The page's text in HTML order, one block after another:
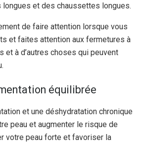
longues et des chaussettes longues.
de faire attention lorsque vous
et faites attention aux fermetures à
et à d’autres choses qui peuvent
équilibrée
et une déshydratation chronique
peau et augmenter le risque de
votre peau forte et favoriser la